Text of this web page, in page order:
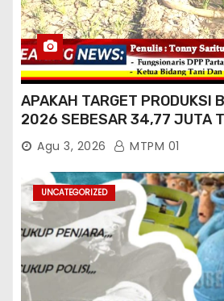
APAKAH TARGET PRODUKSI
2026 SEBESAR 34,77 JUTA
TERCAPAI ?
Agu 3, 2026 MTPM 01
UNCATEGORIZED